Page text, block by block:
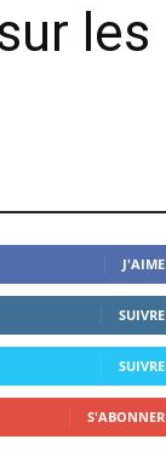
les
J'AIME
SUIVRE
SUIVRE
S'ABONNER